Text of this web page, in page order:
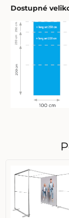
Dostupné